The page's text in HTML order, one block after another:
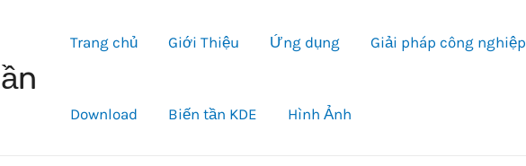
Trang chủ Giới Thiệu Ứng dụng Giải pháp công nghiệp
Download Biến tần KDE Hình Ảnh